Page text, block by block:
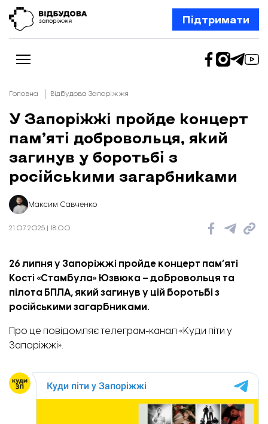
Підтримати
Новини
Відбудова Запоріжжя
Ексклюзив
Бізнес
Шлях додому
Колонки
Про нас
Редакційна політика
Головна Відбудова Запоріжжя
У Запоріжжі пройде концерт
пам’яті добровольця, який
загинув у боротьбі з
російськими загарбниками
Максим Савченко
21.07.2025 | 18:00
26 липня у Запоріжжі пройде концерт пам’яті
Кості «Стамбула» Юзвюка – добровольця та
пілота БПЛА, який загинув у цій боротьбі з
російськими загарбниками.
Про це повідомляє телеграм-канал «Куди піти у
Запоріжжі».